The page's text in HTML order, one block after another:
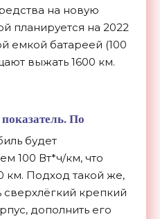
на новую
планируется на 2022
емкой батареей (100
выжать 1600 км.
По
будет
100 Вт*ч/км, что
км. Подход такой же,
сверхлёгкий крепкий
дополнить его